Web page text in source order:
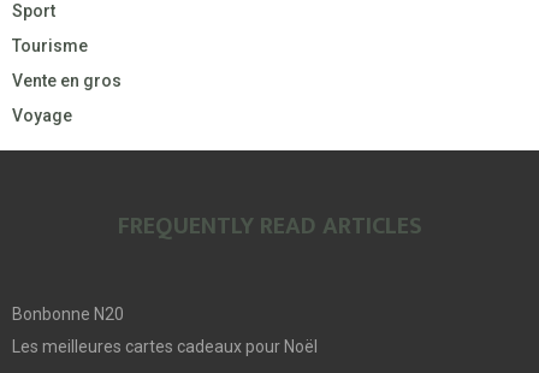
Sport
Tourisme
Vente en gros
Voyage
FREQUENTLY READ ARTICLES
Bonbonne N20
Les meilleures cartes cadeaux pour Noël